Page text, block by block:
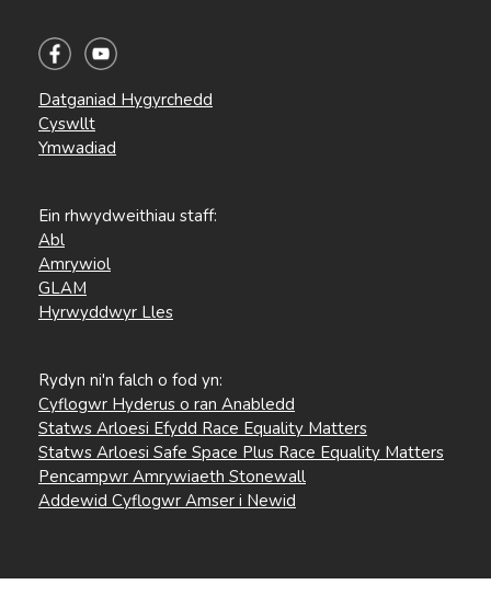
Datganiad Hygyrchedd
Cyswllt
Ymwadiad
Ein rhwydweithiau staff:
Abl
Amrywiol
GLAM
Hyrwyddwyr Lles
Rydyn ni'n falch o fod yn:
Cyflogwr Hyderus o ran Anabledd
Statws Arloesi Efydd Race Equality Matters
Statws Arloesi Safe Space Plus Race Equality Matters
Pencampwr Amrywiaeth Stonewall
Addewid Cyflogwr Amser i Newid